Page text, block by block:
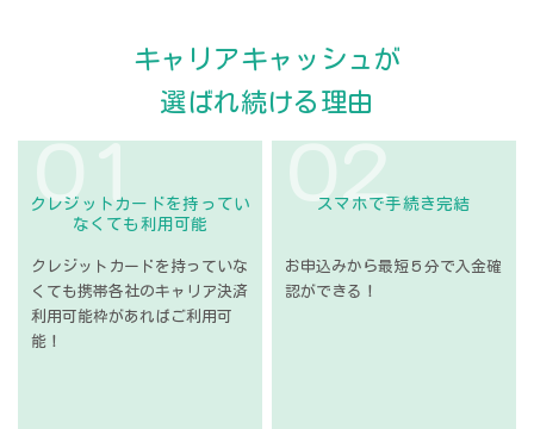
キャリアキャッシュが
選ばれ続ける理由
クレジットカードを持ってい
なくても 利用可能
クレジットカードを持っていな
くても携帯各社のキャリア決済
利用可能枠があればご利用可
能！
スマホで手続き完結
お申込みから最短５分で 入金確
認ができる！